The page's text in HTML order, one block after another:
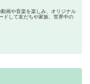
画や音楽を楽しみ、オリジナル
ドして友だちや家族、世界中の